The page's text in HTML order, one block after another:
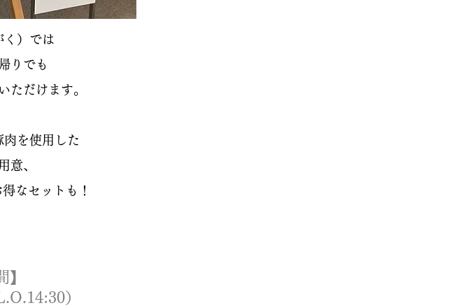
く）では
りでも
ただけます。
を使用した
意、
なセットも！
】
）